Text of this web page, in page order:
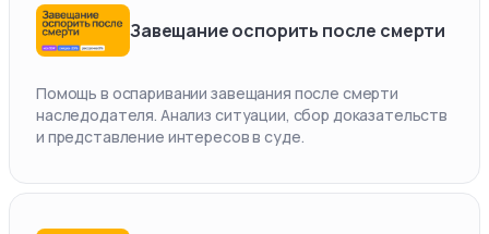
Завещание оспорить после смерти
Помощь в оспаривании завещания после смерти
наследодателя. Анализ ситуации, сбор доказательств
и представление интересов в суде.